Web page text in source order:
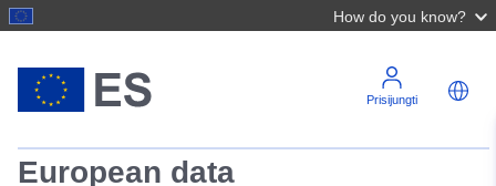
How do you know?
Prisijungti
European data